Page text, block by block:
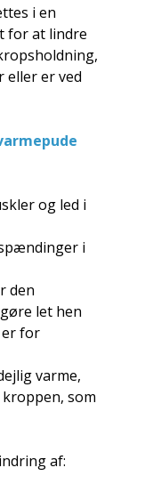
i en
for at lindre
eller er ved
og led i
i
den
let hen
er for
varme,
som
af: